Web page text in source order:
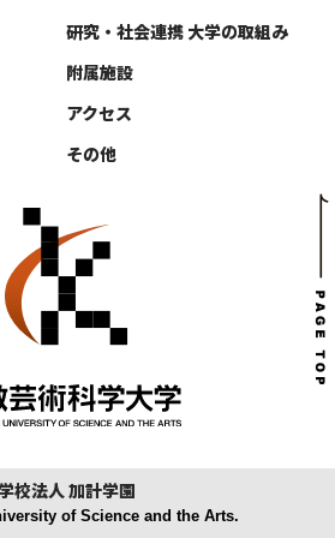
研究・社会連携 大学の取組み
附属施設
アクセス
その他
校法人 加計学園
of Science and the Arts.